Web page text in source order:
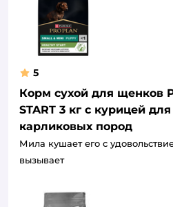
5
Корм сухой для щенков
START 3 кг с курицей
карликовых пород
Мила кушает его с
вызывает